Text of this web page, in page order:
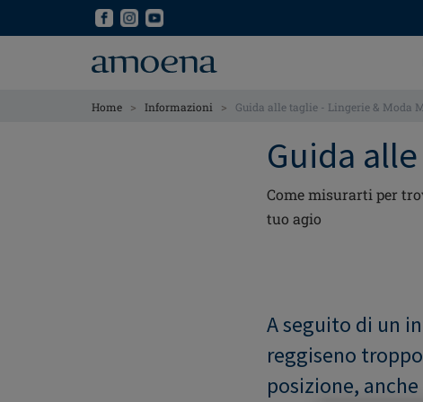
Home > Informazioni > Guida alle taglie - Lingerie & Moda
Guida
Come misurarti per
tuo agio
A seguito di un
reggiseno
posizione,